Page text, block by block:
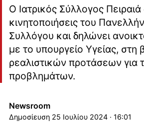
Ο Ιατρικός Σύλλογος Πειραιά
κινητοποιήσεις του
Συλλόγου και δηλώνει
με το υπουργείο Υγείας, στη
ρεαλιστικών προτάσεων για
προβλημάτων.
Newsroom
25 Ιουλίου 2024 · 16:01